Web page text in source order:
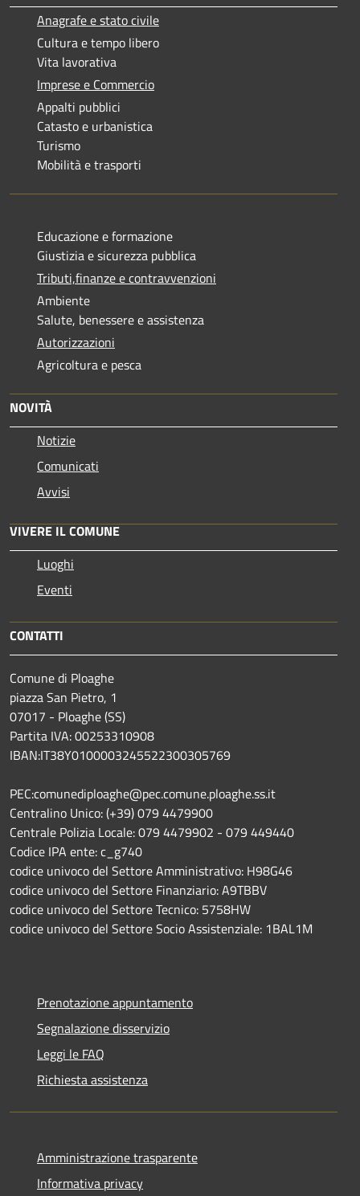
Anagrafe e stato civile
Cultura e tempo libero
Vita lavorativa
Imprese e Commercio
Appalti pubblici
Catasto e urbanistica
Turismo
Mobilità e trasporti
Educazione e formazione
Giustizia e sicurezza pubblica
Tributi,finanze e contravvenzioni
Ambiente
Salute, benessere e assistenza
Autorizzazioni
Agricoltura e pesca
NOVITÀ
Notizie
Comunicati
Avvisi
VIVERE IL COMUNE
Luoghi
Eventi
CONTATTI
Comune di Ploaghe
piazza San Pietro, 1
07017 - Ploaghe (SS)
Partita IVA: 00253310908
IBAN:IT38Y0100003245522300305769
PEC:comunediploaghe@pec.comune.ploaghe.ss.it
Centralino Unico: (+39) 079 4479900
Centrale Polizia Locale: 079 4479902 - 079 449440
Codice IPA ente: c_g740
codice univoco del Settore Amministrativo: H98G46
codice univoco del Settore Finanziario: A9TBBV
codice univoco del Settore Tecnico: 5758HW
codice univoco del Settore Socio Assistenziale: 1BAL1M
Prenotazione appuntamento
Segnalazione disservizio
Leggi le FAQ
Richiesta assistenza
Amministrazione trasparente
Informativa privacy